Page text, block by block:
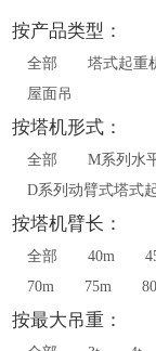
按产品类型：
全部 塔式起重
屋面吊
按塔机形式：
全部 M系列水
D系列动臂式塔式
按塔机臂长：
全部 40m
70m
75m
按最大吊重：